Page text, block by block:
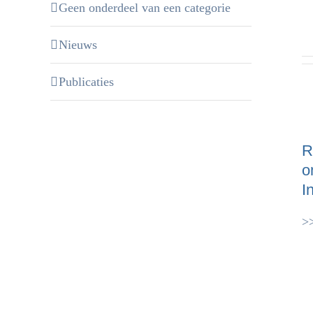
Geen onderdeel van een categorie
Nieuws
Publicaties